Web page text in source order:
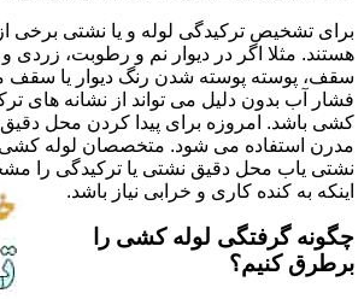
برای تشخیص ترکیدگی لوله و یا نشتی برخی
هستند. مثلا اگر در دیوار نم و رطوبت، زردی و
سقف، پوسته پوسته شدن رنگ دیوار یا سقف
فشار آب بدون دلیل می تواند از نشانه های
کشی باشد. امروزه برای پیدا کردن محل
مدرن استفاده می شود. متخصصان لوله کشی
نشتی یاب محل دقیق نشتی یا ترکیدگی را
اینکه به کنده کاری و خرابی نیاز باشد.
چگونه گرفتگی لوله کشی را
برطرق کنیم؟